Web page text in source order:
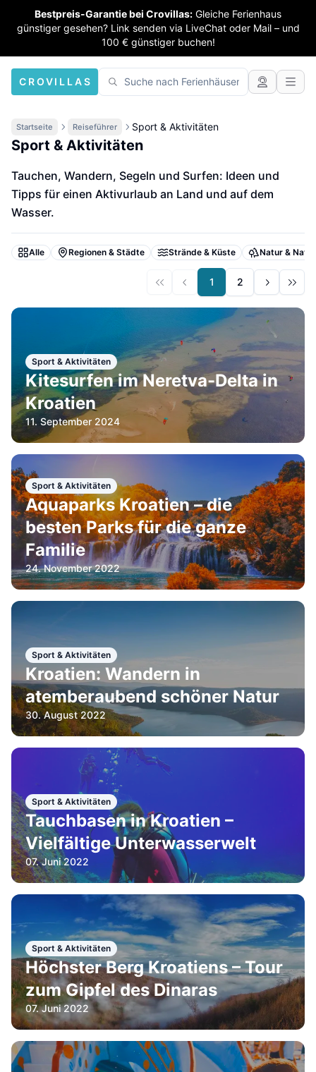
Bestpreis-Garantie bei Crovillas: Gleiche Ferienhaus
günstiger gesehen? Link senden via LiveChat oder Mail – und
100 € günstiger buchen!
CROVILLAS
Startseite Reiseführer Sport & Aktivitäten
Sport & Aktivitäten
Tauchen, Wandern, Segeln und Surfen: Ideen und
Tipps für einen Aktivurlaub an Land und auf dem
Wasser.
Alle Regionen & Städte Strände & Küste Natur &
1 2
Sport & Aktivitäten
Kitesurfen im Neretva-Delta in
Kroatien
11. September 2024
Sport & Aktivitäten
Aquaparks Kroatien – die
besten Parks für die ganze
Familie
24. November 2022
Sport & Aktivitäten
Kroatien: Wandern in
atemberaubend schöner Natur
30. August 2022
Sport & Aktivitäten
Tauchbasen in Kroatien –
Vielfältige Unterwasserwelt
07. Juni 2022
Sport & Aktivitäten
Höchster Berg Kroatiens – Tour
zum Gipfel des Dinaras
07. Juni 2022